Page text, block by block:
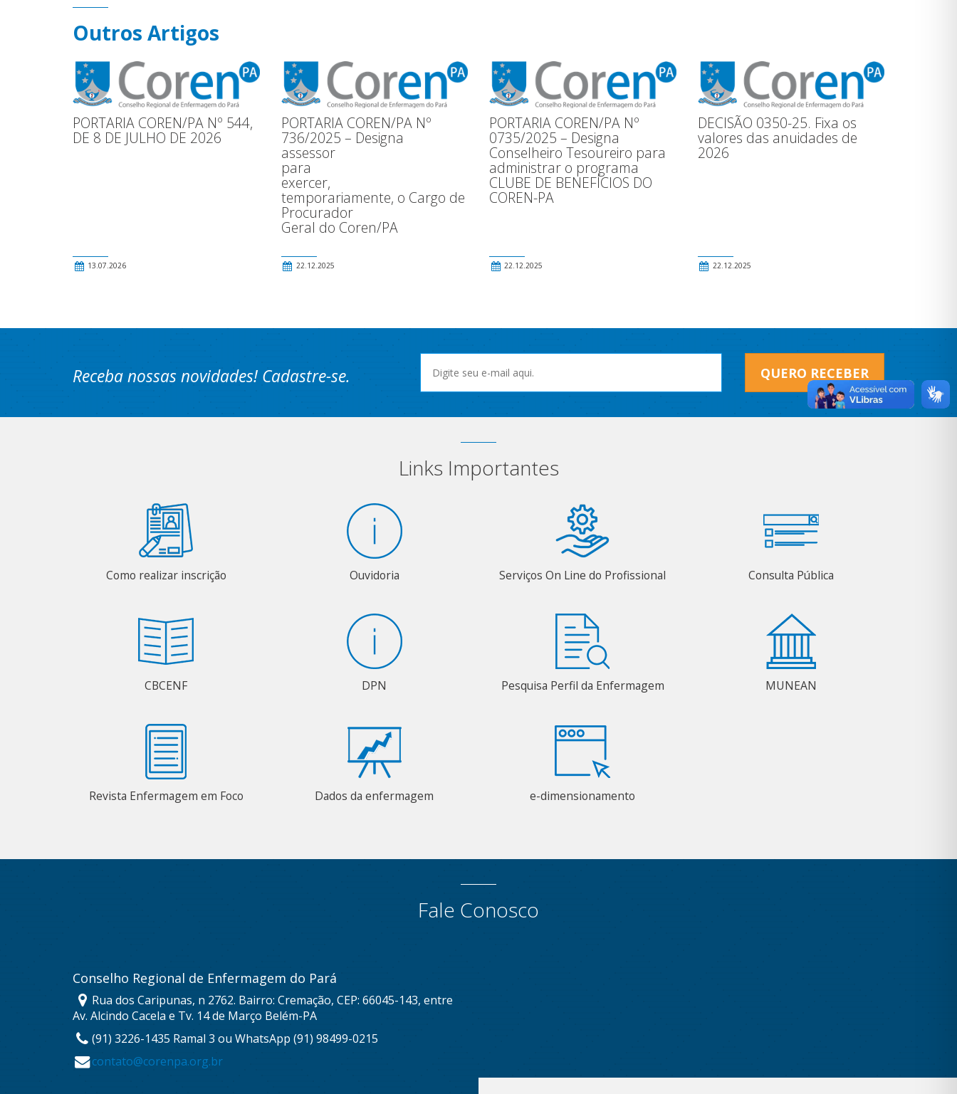
Outros Artigos
PORTARIA COREN/PA Nº 544,
DE 8 DE JULHO DE 2026
13.07.2026
PORTARIA COREN/PA Nº
736/2025 – Designa
assessor
para
exercer,
temporariamente, o Cargo de
Procurador
Geral do Coren/PA
22.12.2025
PORTARIA COREN/PA Nº
0735/2025 – Designa
Conselheiro Tesoureiro para
administrar o programa
CLUBE DE BENEFÍCIOS DO
COREN-PA
22.12.2025
DECISÃO 0350-25. Fixa os
valores das anuidades de
2026
22.12.2025
Receba nossas novidades! Cadastre-se. QUERO RECEBER
Links Importantes
Como realizar inscrição Ouvidoria Serviços On Line do Profissional Consulta Pública
CBCENF DPN Pesquisa Perfil da Enfermagem MUNEAN
Revista Enfermagem em Foco Dados da enfermagem e-dimensionamento
Fale Conosco
Conselho Regional de Enfermagem do Pará
Rua dos Caripunas, n 2762. Bairro: Cremação, CEP: 66045-143, entre
Av. Alcindo Cacela e Tv. 14 de Março Belém-PA
(91) 3226-1435 Ramal 3 ou WhatsApp (91) 98499-0215
contato@corenpa.org.br